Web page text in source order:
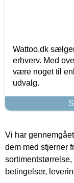
Wattoo.dk
erhverv. Med
være noget til
udvalg.
Vi har
dem med stjerner
betingelser,